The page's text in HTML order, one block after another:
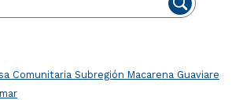
Comunitaria Subregión Macarena Guaviare